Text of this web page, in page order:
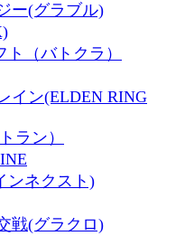
ー(グラブル)
（バトクラ）
イン(ELDEN RING
ラン）
ンネクスト)
戦(グラクロ)